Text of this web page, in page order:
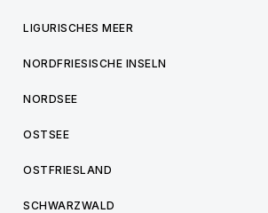
LIGURISCHES MEER
NORDFRIESISCHE INSELN
NORDSEE
OSTSEE
OSTFRIESLAND
SCHWARZWALD